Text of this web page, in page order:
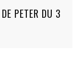
PETER DU 3